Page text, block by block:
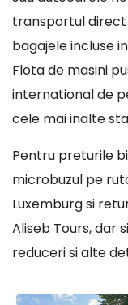
transportul direct
bagajele incluse
Flota de masini
international de
cele mai inalte
Pentru preturile
microbuzul pe
Luxemburg si
Aliseb Tours, dar
reduceri si alte